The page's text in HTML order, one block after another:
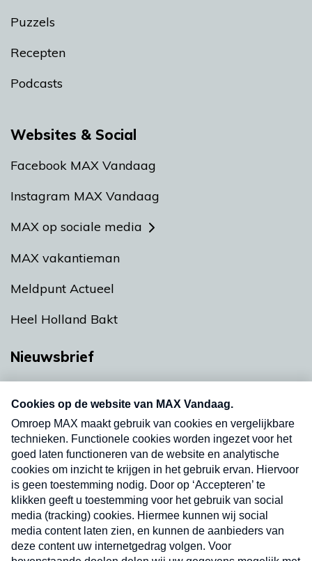
Puzzels
Recepten
Podcasts
Websites & Social
Facebook MAX Vandaag
Instagram MAX Vandaag
MAX op sociale media
MAX vakantieman
Meldpunt Actueel
Heel Holland Bakt
Nieuwsbrief
nieuwsbrief. Elke vrijdag- en dinsdagochtend in
uw mailbox.
Verzend